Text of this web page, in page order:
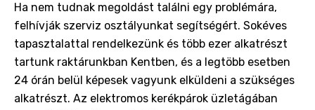
Ha nem tudnak megoldást találni egy problémára,
felhívják szerviz osztályunkat segítségért. Sokéves
tapasztalattal rendelkezünk és több ezer alkatrészt
tartunk raktárunkban Kentben, és a legtöbb esetben
24 órán belül képesek vagyunk elküldeni a szükséges
alkatrészt. Az elektromos kerékpárok üzletágában